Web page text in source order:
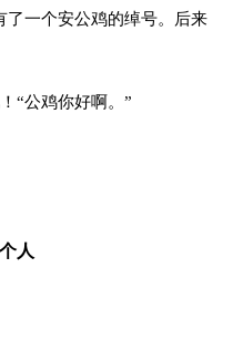
了一个安公鸡的绰号。后来
“公鸡你好啊。”
人